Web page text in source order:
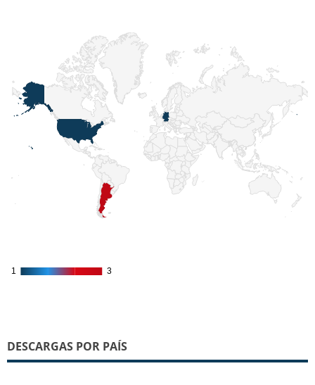
1
1 3
3
DESCARGAS POR PAÍS